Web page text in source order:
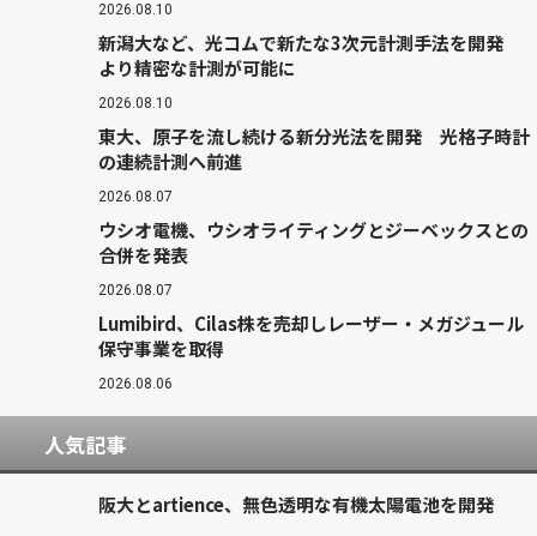
2026.08.10
新潟大など、光コムで新たな3次元計測手法を開発
より精密な計測が可能に
2026.08.10
東大、原子を流し続ける新分光法を開発 光格子時計
の連続計測へ前進
2026.08.07
ウシオ電機、ウシオライティングとジーベックスとの
合併を発表
2026.08.07
Lumibird、Cilas株を売却しレーザー・メガジュール
保守事業を取得
2026.08.06
人気記事
阪大とartience、無色透明な有機太陽電池を開発